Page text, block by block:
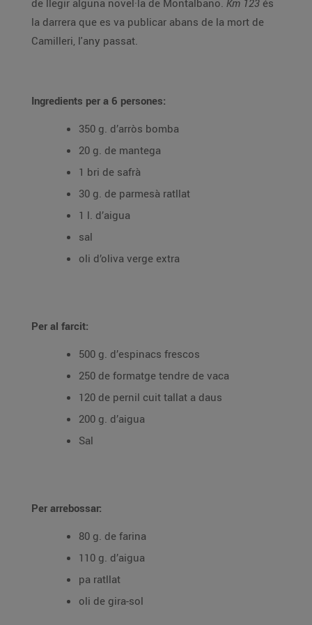
de llegir alguna novel·la de Montalbano. Km 123 és
la darrera que es va publicar abans de la mort de
Camilleri, l'any passat.
Ingredients per a 6 persones:
350 g. d’arròs bomba
20 g. de mantega
1 bri de safrà
30 g. de parmesà ratllat
1 l. d’aigua
sal
oli d’oliva verge extra
Per al farcit:
500 g. d’espinacs frescos
250 de formatge tendre de vaca
120 de pernil cuit tallat a daus
200 g. d’aigua
Sal
Per arrebossar:
80 g. de farina
110 g. d’aigua
pa ratllat
oli de gira-sol